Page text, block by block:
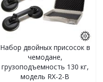
Набор двойных присосок в
чемодане,
грузоподъемность 130 кг,
модель RX-2-B